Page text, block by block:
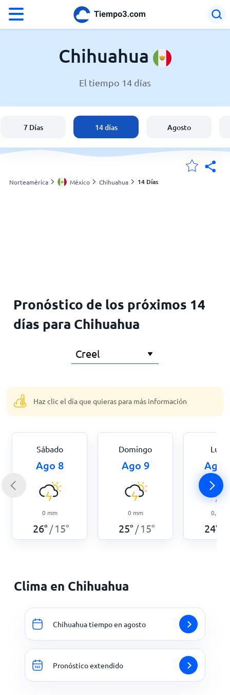
El clima en Chihuahua
España
Argentina
Chihuahua
El tiempo 14 días
7 Días 14 días Agosto
Norteamérica México Chihuahua 14 Días
Pronóstico de los próximos 14
días para Chihuahua
Haz clic el día que quieras para más información
Sábado
Ago 8
0 mm
26° / 15°
Domingo
Ago 9
0 mm
25° / 15°
Ago
0,8
24°
Clima en Chihuahua
Chihuahua tiempo en agosto
Pronóstico extendido